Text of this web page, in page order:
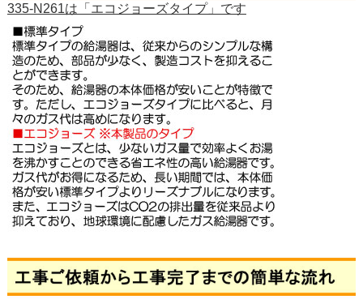
335-N261は「エコジョーズタイプ」です